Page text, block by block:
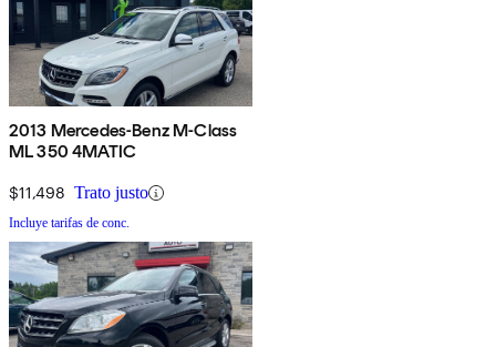
2013 Mercedes-Benz M-Class
ML 350 4MATIC
$11,498 Trato justo
Incluye tarifas de conc.